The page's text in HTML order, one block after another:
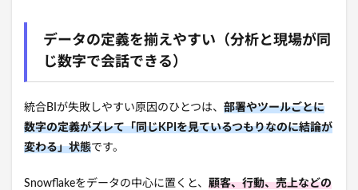
データの定義を揃えやすい（分析と現場が同
じ数字で会話できる）
統合BIが失敗しやすい原因のひとつは、 部署やツールごとに
数字の定義がズレて「同じKPIを見ているつもりなのに結論が
変わる」状態です。
Snowflakeをデータの中心に置くと、 顧客、行動、売上などの